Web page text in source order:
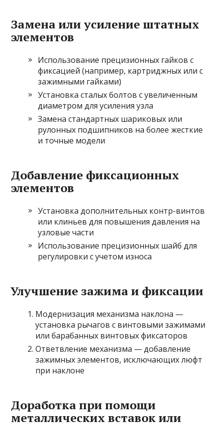
Замена или усиление штатных
элементов
Использование прецизионных гайков с
фиксацией (например, картриджных или с
зажимными гайками)
Установка сталых болтов с увеличенным
диаметром для усиления узла
Замена стандартных шариковых или
рулонных подшипников на более жесткие
и точные модели
Добавление фиксационных
элементов
Установка дополнительных контр-винтов
или клиньев для повышения давления на
узловые части
Использование прецизионных шайб для
регулировки с учетом износа
Улучшение зажима и фиксации
Модернизация механизма наклона —
установка рычагов с винтовыми зажимами
или барабанных винтовых фиксаторов
Ответвление механизма — добавление
зажимных элементов, исключающих люфт
при наклоне
Доработка при помощи
металлических вставок или